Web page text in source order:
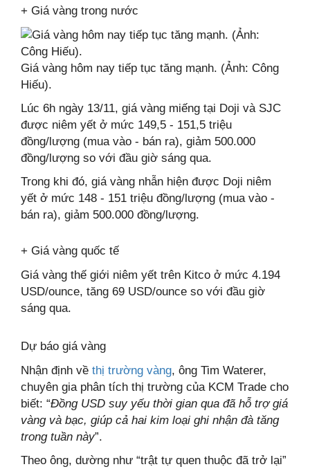
+ Giá vàng trong nước
Giá vàng hôm nay tiếp tục tăng mạnh. (Ảnh: Công
Hiếu).
Lúc 6h ngày 13/11, giá vàng miếng tại Doji và SJC
được niêm yết ở mức 149,5 - 151,5 triệu
đồng/lượng (mua vào - bán ra), giảm 500.000
đồng/lượng so với đầu giờ sáng qua.
Trong khi đó, giá vàng nhẫn hiện được Doji niêm
yết ở mức 148 - 151 triệu đồng/lượng (mua vào -
bán ra), giảm 500.000 đồng/lượng.
+ Giá vàng quốc tế
Giá vàng thế giới niêm yết trên Kitco ở mức 4.194
USD/ounce, tăng 69 USD/ounce so với đầu giờ
sáng qua.
Dự báo giá vàng
Nhận định về thị trường vàng, ông Tim Waterer,
chuyên gia phân tích thị trường của KCM Trade cho
biết: “Đồng USD suy yếu thời gian qua đã hỗ trợ giá
vàng và bạc, giúp cả hai kim loại ghi nhận đà tăng
trong tuần này”.
Theo ông, dường như “trật tự quen thuộc đã trở lại”